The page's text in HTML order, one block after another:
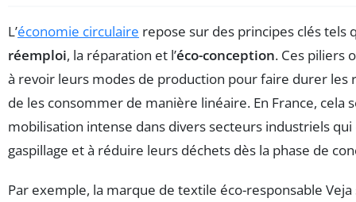
L’économie circulaire repose sur des principes clés tels
réemploi, la réparation et l’éco-conception. Ces piliers
à revoir leurs modes de production pour faire durer les
de les consommer de manière linéaire. En France, cela
mobilisation intense dans divers secteurs industriels
gaspillage et à réduire leurs déchets dès la phase de
Par exemple, la marque de textile éco-responsable Veja